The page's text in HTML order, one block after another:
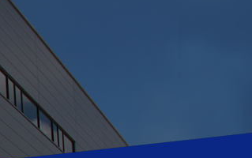
XSR 700
XSR 155
AXIS Z / Zii
125
JOG
125